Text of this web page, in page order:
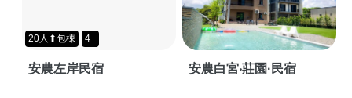
20人⬆包棟 4+
安農左岸民宿 安農白宮‧莊園·民宿